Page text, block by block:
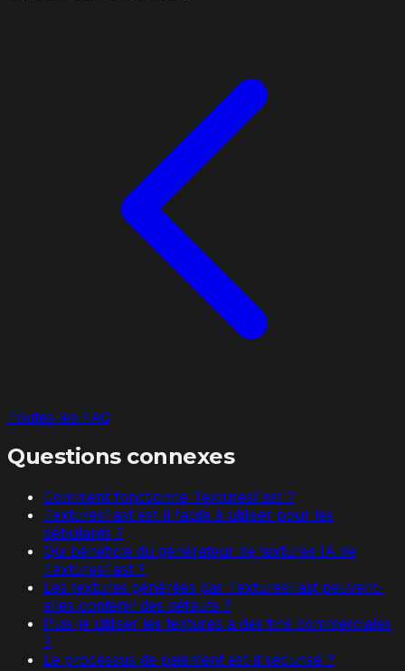
Toutes les FAQ
Questions connexes
Comment fonctionne TexturesFast ?
TexturesFast est-il facile à utiliser pour les
débutants ?
Qui bénéficie du générateur de textures IA de
TexturesFast ?
Les textures générées par TexturesFast peuvent-
elles contenir des défauts ?
Puis-je utiliser les textures à des fins commerciales
?
Le processus de paiement est-il sécurisé ?